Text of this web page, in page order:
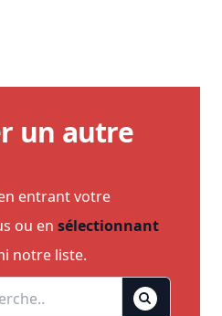
coeurs
un autre
entrant votre
ou en sélectionnant
notre liste.